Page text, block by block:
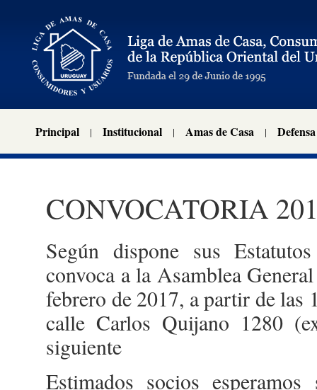
Principal Institucional Amas de Casa
CONVOCATORIA
Según dispone sus
convoca a la Asamblea
febrero de 2017, a partir de las
calle Carlos Quijano 1280
siguiente
Estimados socios